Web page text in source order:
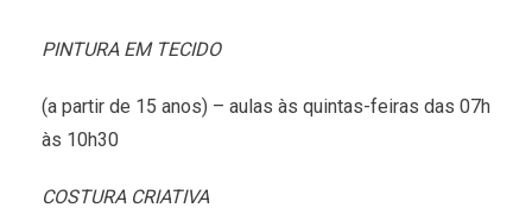
PINTURA EM TECIDO
(a partir de 15 anos) – aulas às quintas-feiras das 07h
às 10h30
COSTURA CRIATIVA